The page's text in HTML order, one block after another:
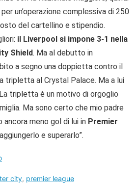
per un’operazione complessiva di 250
del cartellino e stipendio.
il Liverpool si impone 3-1 nella
Shield. Ma al debutto in
a segno una doppietta contro il
tripletta al Crystal Palace. Ma a lui
tripletta è un motivo di orgoglio
Ma sono certo che mio padre
ancora meno gol di lui in Premier
e superarlo”.
city, premier league